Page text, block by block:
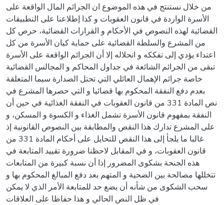
من خلال نستنتج في هذه الموضوع ان الجرائم المال الواقعة على
الأسرة الواردة في قانون العقوبات و كذا إطلاعنا على التطبيقات
القضائية لهذه النصوص في الأحكام و القرارات القضائية، حرص كل
من المشرع والسلطة القضائية على حماية كيان الأسرة من كل
اعتداء يؤدي إلى تفككه و انحلاله إلا أن الجرائم الواقعة على الأسرة
تبقى من الجرائم الشائعة في جداول المحاكم و المجالس القضائية
خاصة جرائم الإهمال العائلي التي تحتل الصدارة سيما المتعلقة
بعدم دفع النفقة المحكوم بها قضائيا و التي حصرها المشرع في
نص المادة 331 من قانون العقوبات في النفقة الغذائية في حين أن
النفقة بمفهوم قانون الأسرة تشمل الغذاء و الكسوة و المسكن، و
على المشرع تدارك هذا النقص والمطابقة بين النصوص القانونية إذ
غالبا ما يلجأ إلى هذا النقص للتحايل على أحكام المادة 331 من
قانون العقوبات، و في المقابل لاحظنا ضرورة تقييد المتابعة في
هذه الجنحة بشكوى المضرور إذا أن نسبة كبيرة من المتابعات
تتخللها مصالحة بين الضحية و المتهم بعد دفع المبالغ المحكوم بها و
سحب الشكوى من شأنه أن يضع حد للمتابعة الأمر الذي لا يمكن
في ظل النص الحالي و هذا حفاظا على العلاقات